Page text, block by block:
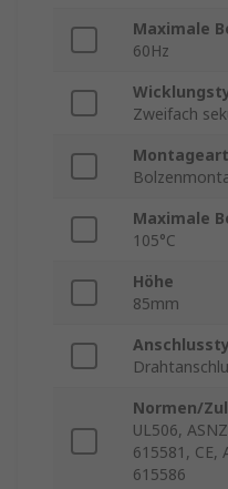
Maximale
60Hz
Zweifach
Montageart
Maximale
105°C
Höhe
85mm
Normen/
UL506,
615581, CE,
615586